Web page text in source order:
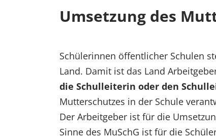
Umsetzung des
Schülerinnen öffentlicher Schulen
Land. Damit ist das Land
die Schulleiterin oder den
Mutterschutzes in der Schule
Der Arbeitgeber ist für die
Sinne des MuSchG ist für die